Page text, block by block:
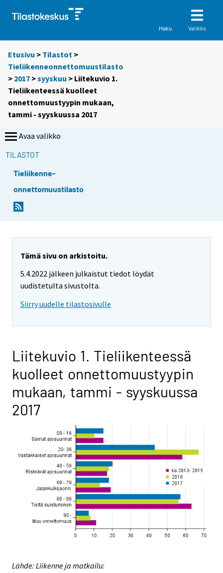
Haku Valikko
Etusivu > Tilastot >
Tieliikenneonnettomuustilasto
> 2017 >syyskuu > Liitekuvio 1.
Tieliikenteessä kuolleet
onnettomuustyypin mukaan,
tammi - syyskuussa 2017
Avaa valikko
TILASTOT
Tieliikenne-
onnettomuustilasto
Tämä sivu on arkistoitu.
5.4.2022 jälkeen julkaistut tiedot löydät
uudistetulta sivustolta.
Siirry uudelle tilastosivulle
Liitekuvio 1. Tieliikenteessä
kuolleet onnettomuustyypin
mukaan, tammi - syyskuussa
2017
Lähde: Liikenne ja matkailu: